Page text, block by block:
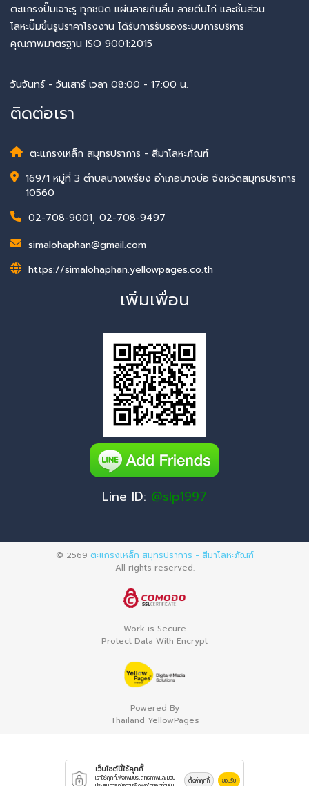
ตะแกรงปั๊มเจาะรู ทุกชนิด แผ่นลายกันลื่น ลายตีนไก่ และชิ้นส่วน
โลหะปั๊มขึ้นรูปราคาโรงงาน ได้รับการรับรองระบบการบริหาร
คุณภาพมาตรฐาน ISO 9001:2015
วันจันทร์ - วันเสาร์ เวลา 08:00 - 17:00 น.
ติดต่อเรา
ตะแกรงเหล็ก สมุทรปราการ - สีมาโลหะภัณฑ์
169/1 หมู่ที่ 3 ตำบลบางเพรียง อำเภอบางบ่อ จังหวัดสมุทรปราการ
10560
02-708-9001, 02-708-9497
simalohaphan@gmail.com
https://simalohaphan.yellowpages.co.th
เพิ่มเพื่อน
Line ID: @slp1997
© 2569 ตะแกรงเหล็ก สมุทรปราการ - สีมาโลหะภัณฑ์
All rights reserved.
Work is Secure
Protect Data With Encrypt
Powered By
Thailand YellowPages
เว็บไซต์นี้ใช้คุกกี้
เราใช้คุกกี้เพื่อเพิ่มประสิทธิภาพและมอบ
ตั้งค่าคุกกี้ ยอมรับ